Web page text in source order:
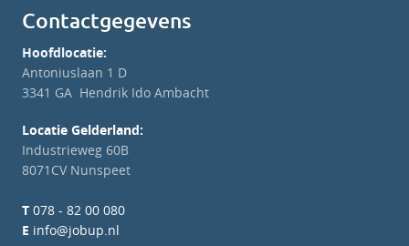
Contactgegevens
Hoofdlocatie:
Antoniuslaan 1 D
3341 GA Hendrik Ido Ambacht
Locatie Gelderland:
Industrieweg 60B
8071CV Nunspeet
T 078 - 82 00 080
E info@jobup.nl